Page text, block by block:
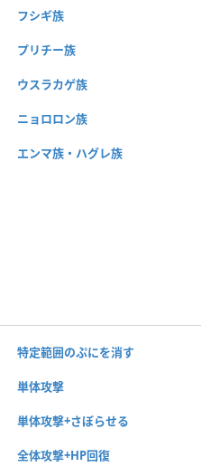
フシギ族
プリチー族
ウスラカゲ族
ニョロロン族
エンマ族・ハグレ族
特定範囲のぷにを消す
単体攻撃
単体攻撃+さぼらせる
全体攻撃+HP回復